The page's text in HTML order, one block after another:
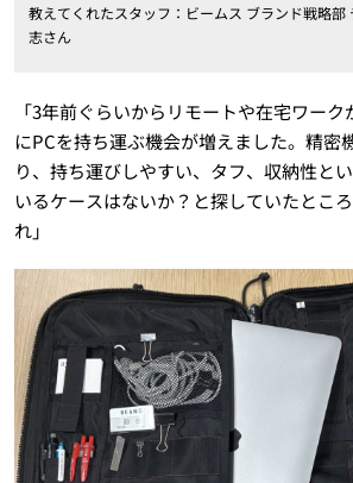
教えてくれたスタッフ：ビームス ブランド戦略部
志さん
「3年前ぐらいからリモートや在宅ワー
にPCを持ち運ぶ機会が増えました。精密
り、持ち運びしやすい、タフ、収納性と
いるケースはないか？と探していたとこ
れ」